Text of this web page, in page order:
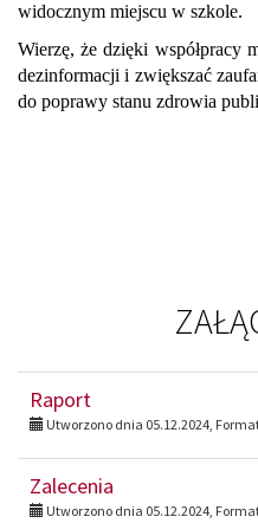
widocznym miejscu w szkole.
Wierzę, że dzięki współpracy
dezinformacji i zwiększać
do poprawy stanu zdrowia
Raport
Utworzono dnia 05.12.2024,
Zalecenia
Utworzono dnia 05.12.2024,